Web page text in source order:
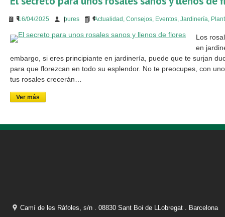
16/04/2025 bures Actualidad , Consejos, Eventos, Jardinería,
Los
en
embargo, si eres principiante en jardinería, puede que te surjan
para que florezcan en todo su esplendor. No te preocupes, con
tus rosales crecerán…
Ver más
Camí de les Ràfoles, s/n . 08830 Sant Boi de LLobregat . Barcelona